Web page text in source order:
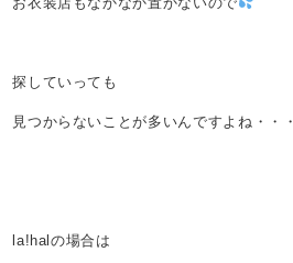
探していっても
見つからないことが多いんですよね・・・
la!halの場合は